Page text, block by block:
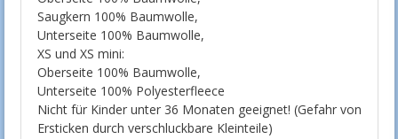
Saugkern 100% Baumwolle,
Unterseite 100% Baumwolle,
XS und XS mini:
Oberseite 100% Baumwolle,
Unterseite 100% Polyesterfleece
Nicht für Kinder unter 36 Monaten geeignet! (Gefahr von
Ersticken durch verschluckbare Kleinteile)